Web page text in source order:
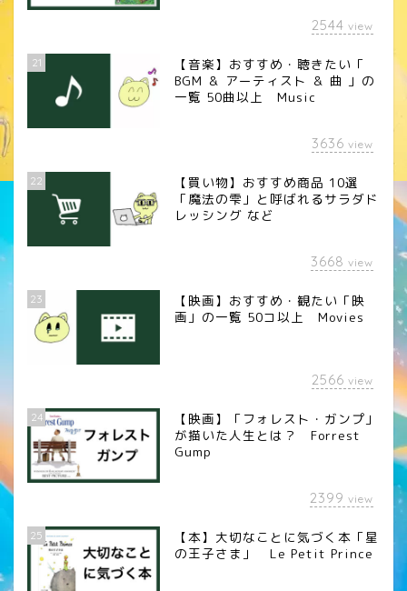
2544 view
21
【音楽】おすすめ・聴きたい「
BGM ＆ アーティスト ＆ 曲 」の
一覧 50曲以上 Music
3636 view
22
【買い物】おすすめ商品 10選
「魔法の雫」と呼ばれるサラダド
レッシング など
3668 view
23
【映画】おすすめ・観たい「映
画」の一覧 50コ以上 Movies
2566 view
24
【映画】「フォレスト・ガンプ」
が描いた人生とは？ Forrest
Gump
2399 view
25
【本】大切なことに気づく本「星
の王子さま」 Le Petit Prince